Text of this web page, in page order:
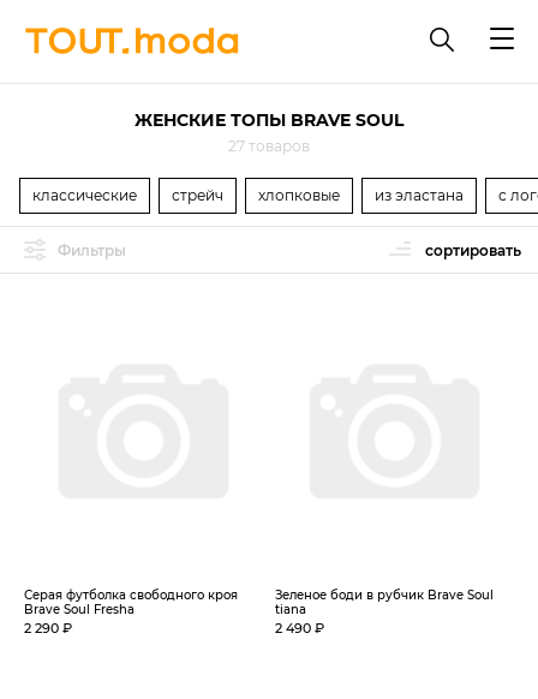
ЖЕНСКИЕ ТОПЫ BRAVE SOUL
27 товаров
классические стрейч хлопковые из эластана с
Фильтры сортировать
Серая футболка свободного кроя
Brave Soul Fresha
2 290 ₽
Зеленое боди в рубчик Brave Soul
tiana
2 490 ₽